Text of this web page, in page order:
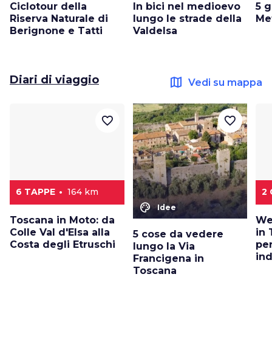
Ciclotour della
Riserva Naturale di
Berignone e Tatti
In bici nel medioevo
lungo le strade della
Valdelsa
5
Diari di viaggio map Vedi su mappa
6 TAPPE 164 km
Toscana in Moto: da
Colle Val d'Elsa alla
Costa degli Etruschi
favorite_border
color_lens Idee
5 cose da vedere
lungo la Via
Francigena in
Toscana
favorite_border
2
in